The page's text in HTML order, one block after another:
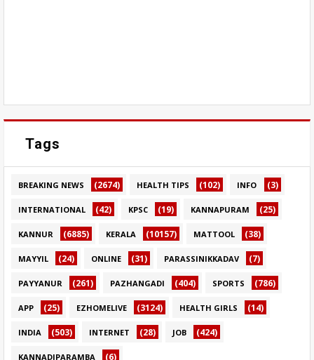
Tags
BREAKING NEWS (2674) HEALTH TIPS (102) INFO (3)
INTERNATIONAL (42) KPSC (19) KANNAPURAM (25)
KANNUR (6885) KERALA (10157) MATTOOL (38)
MAYYIL (24) ONLINE (31) PARASSINIKKADAV (7)
PAYYANUR (261) PAZHANGADI (404) SPORTS (786)
APP (25) EZHOMELIVE (3124) HEALTH GIRLS (14)
INDIA (503) INTERNET (28) JOB (424)
KANNADIPARAMBA (6)